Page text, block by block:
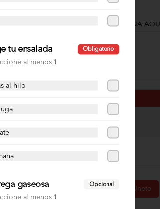
INICIOORDENA AQUÍ
Únete
tu ensalada Obligatorio
al menos 1
al hilo
gaseosa Opcional
al menos 1